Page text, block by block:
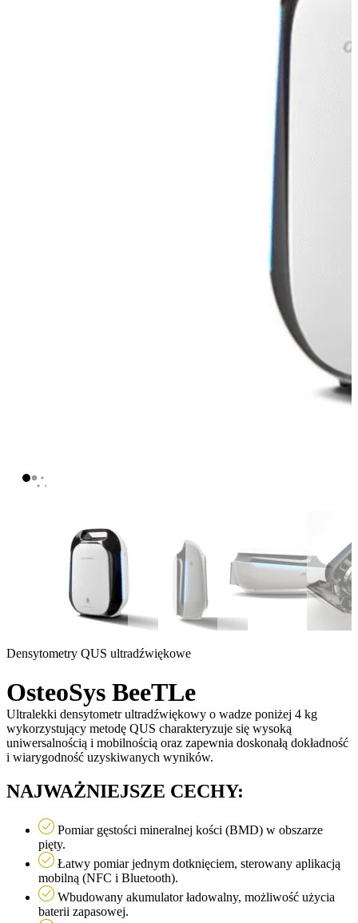
Densytometry QUS ultradźwiękowe
OsteoSys BeeTLe
Ultralekki densytometr ultradźwiękowy o wadze poniżej 4 kg
wykorzystujący metodę QUS charakteryzuje się wysoką
uniwersalnością i mobilnością oraz zapewnia doskonałą dokładność
i wiarygodność uzyskiwanych wyników.
NAJWAŻNIEJSZE CECHY:
Pomiar gęstości mineralnej kości (BMD) w obszarze
pięty.
Łatwy pomiar jednym dotknięciem, sterowany aplikacją
mobilną (NFC i Bluetooth).
Wbudowany akumulator ładowalny, możliwość użycia
baterii zapasowej.